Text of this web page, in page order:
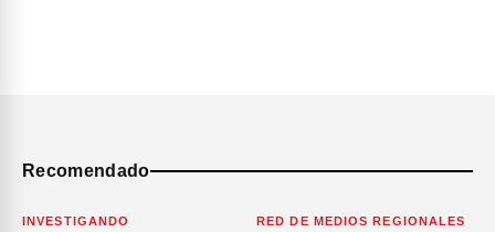
Recomendado
INVESTIGANDO RED DE MEDIOS REGIONALES